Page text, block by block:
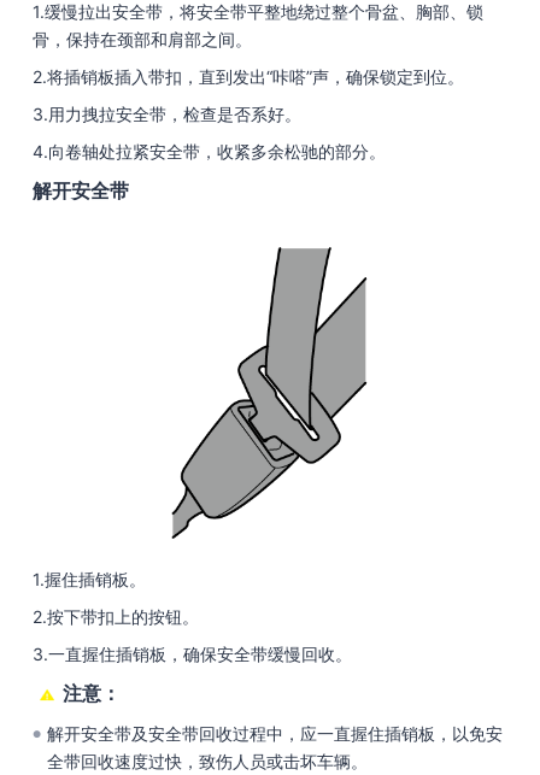
1.缓慢拉出安全带，将安全带平整地绕过整个骨盆、胸部、锁
骨，保持在颈部和肩部之间。
2.将插销板插入带扣，直到发出“咔嗒”声，确保锁定到位。
3.用力拽拉安全带，检查是否系好。
4.向卷轴处拉紧安全带，收紧多余松驰的部分。
解开安全带
1.握住插销板。
2.按下带扣上的按钮。
3.一直握住插销板，确保安全带缓慢回收。
注意：
● 解开安全带及安全带回收过程中，应一直握住插销板，以免安
全带回收速度过快，致伤人员或击坏车辆。